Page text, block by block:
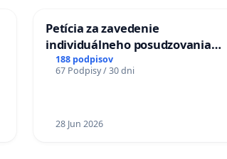
Petícia za zavedenie
individuálneho posudzovania
zdravotnej spôsobilosti osôb s
diabetom 1. a 2. typu pri prijímaní
188 podpisov
67 Podpisy / 30 dni
28 Jun 2026